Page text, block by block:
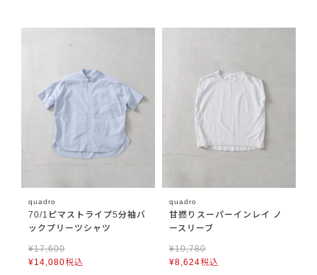
quadro
70/1ピマストライプ5分袖バ
ックプリーツシャツ
¥17,600
¥14,080税込
quadro
甘撚りスーパーインレイ ノ
ースリーブ
¥10,780
¥8,624税込